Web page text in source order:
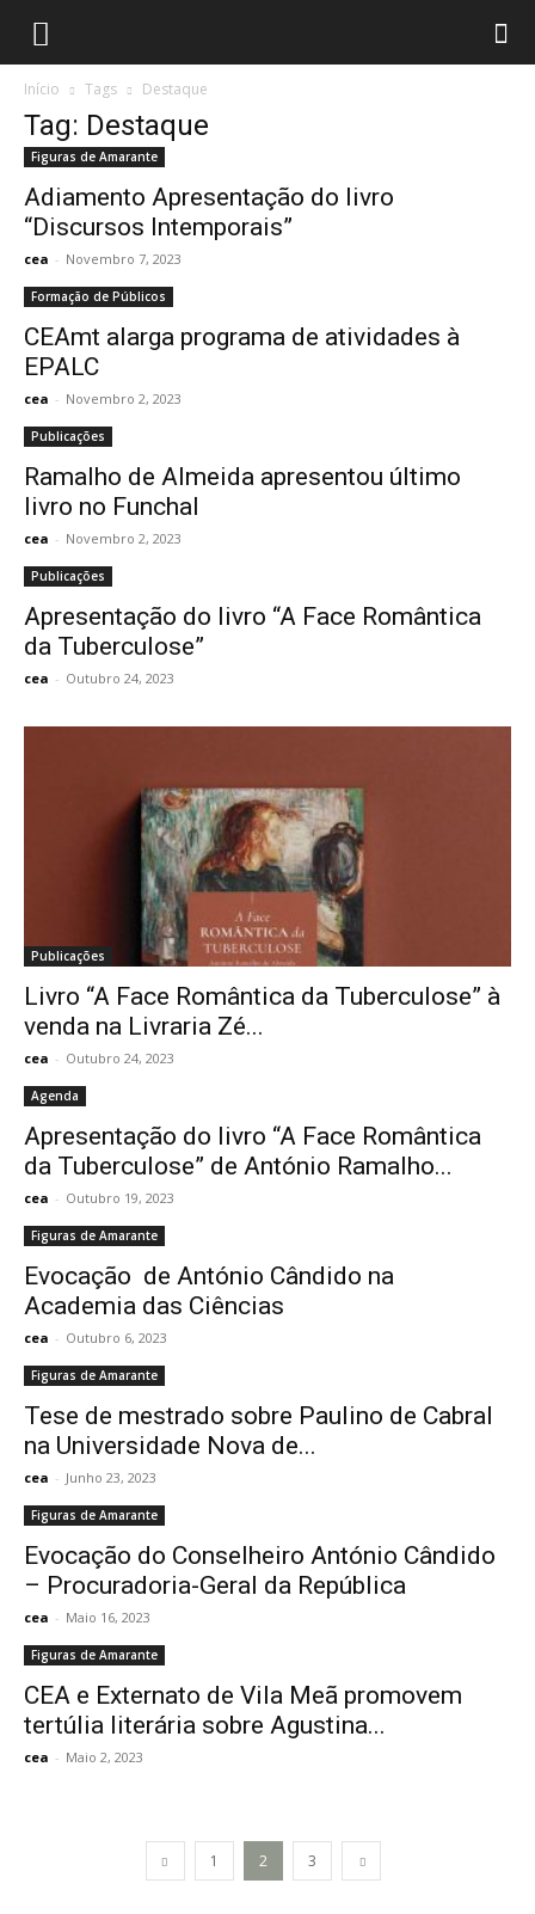
Início Tags Destaque
Tag: Destaque
Figuras de Amarante
Adiamento Apresentação do livro
“Discursos Intemporais”
cea - Novembro 7, 2023
Formação de Públicos
CEAmt alarga programa de atividades à
EPALC
cea - Novembro 2, 2023
Publicações
Ramalho de Almeida apresentou último
livro no Funchal
cea - Novembro 2, 2023
Publicações
Apresentação do livro “A Face Romântica
da Tuberculose”
cea - Outubro 24, 2023
Publicações
Livro “A Face Romântica da Tuberculose” à
venda na Livraria Zé...
cea - Outubro 24, 2023
Agenda
Apresentação do livro “A Face Romântica
da Tuberculose” de António Ramalho...
cea - Outubro 19, 2023
Figuras de Amarante
Evocação de António Cândido na
Academia das Ciências
cea - Outubro 6, 2023
Figuras de Amarante
Tese de mestrado sobre Paulino de Cabral
na Universidade Nova de...
cea - Junho 23, 2023
Figuras de Amarante
Evocação do Conselheiro António Cândido
– Procuradoria-Geral da República
cea - Maio 16, 2023
Figuras de Amarante
CEA e Externato de Vila Meã promovem
tertúlia literária sobre Agustina...
cea - Maio 2, 2023
1 2 3